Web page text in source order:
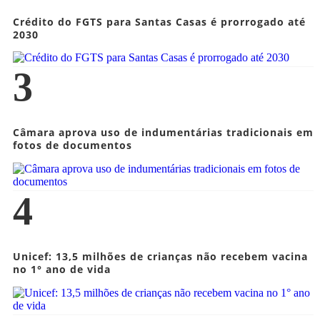
Crédito do FGTS para Santas Casas é prorrogado até
2030
3
Câmara aprova uso de indumentárias tradicionais em
fotos de documentos
4
Unicef: 13,5 milhões de crianças não recebem vacina
no 1° ano de vida